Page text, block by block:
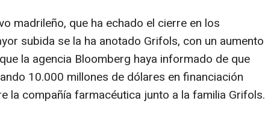
madrileño, que ha echado el cierre en los
subida se la ha anotado Grifols, con un aumento
la agencia Bloomberg haya informado de que
10.000 millones de dólares en financiación
la compañía farmacéutica junto a la familia Grifols.